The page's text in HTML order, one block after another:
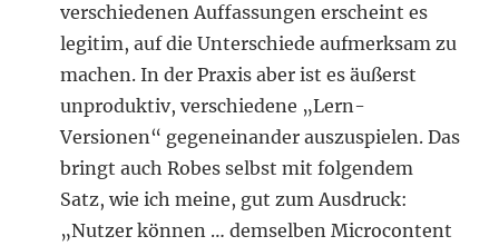
verschiedenen Auffassungen erscheint es
legitim, auf die Unterschiede aufmerksam zu
machen. In der Praxis aber ist es äußerst
unproduktiv, verschiedene „Lern-
Versionen“ gegeneinander auszuspielen. Das
bringt auch Robes selbst mit folgendem
Satz, wie ich meine, gut zum Ausdruck:
„Nutzer können … demselben Microcontent